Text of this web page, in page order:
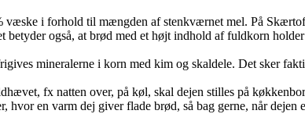
væske i forhold til mængden af stenkværnet mel. På
også, at brød med et højt indhold af fuldkorn
mineralerne i korn med kim og skaldele. Det sker
fx natten over, på køl, skal dejen stilles på
en varm dej giver flade brød, så bag gerne, når dejen